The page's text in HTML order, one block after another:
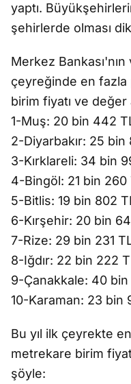
yaptı.
şehirlerde olması
Merkez
çeyreğinde en fazla
birim fiyatı ve değer
1-Muş: 20 bin 442
2-Diyarbakır: 25 bin
3-Kırklareli: 34 bin
4-Bingöl: 21 bin 260
5-Bitlis: 19 bin 802
6-Kırşehir: 20 bin
7-Rize: 29 bin 231
8-Iğdır: 22 bin 222
9-Çanakkale: 40 bin
10-Karaman: 23 bin
Bu yıl ilk çeyrekte
metrekare birim
şöyle: